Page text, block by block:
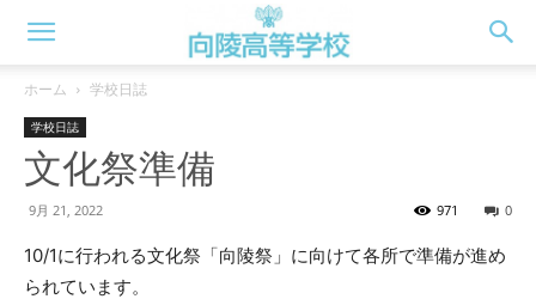
ホーム 学校日誌
学校日誌
文化祭準備
9月 21, 2022 0
971
10/1に行われる文化祭「向陵祭」に向けて各所で準備が進め
られています。